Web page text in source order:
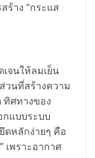
ร้าง “กระแส
จนให้ลมเย็น
วนที่สร้างความ
ทิศทางของ
แบบระบบ
ดหลักง่ายๆ คือ
เพราะอากาศ